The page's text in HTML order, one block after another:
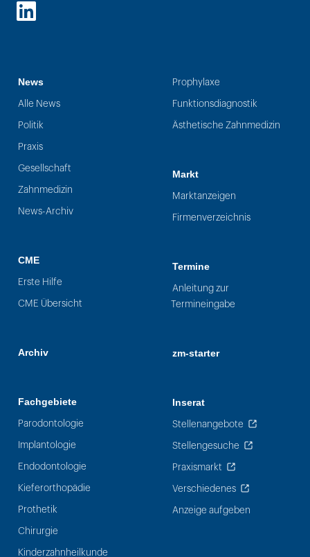
LinkedIn
News
Alle News
Politik
Praxis
Gesellschaft
Zahnmedizin
News-Archiv
CME
Erste Hilfe
CME Übersicht
Archiv
Fachgebiete
Parodontologie
Implantologie
Endodontologie
Kieferorthopädie
Prothetik
Chirurgie
Kinderzahnheilkunde
Prophylaxe
Funktionsdiagnostik
Ästhetische Zahnmedizin
Markt
Marktanzeigen
Firmenverzeichnis
Termine
Anleitung zur
Termineingabe
zm-starter
Inserat
Stellenangebote
Stellengesuche
Praxismarkt
Verschiedenes
Anzeige aufgeben